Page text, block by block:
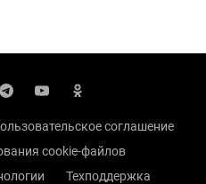
соглашение
cookie-файлов
Техподдержка